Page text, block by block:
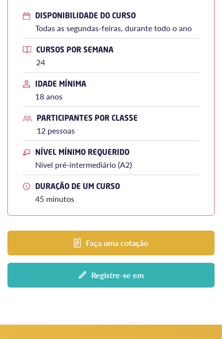
DISPONIBILIDADE DO CURSO
Todas as segundas-feiras, durante todo o ano
CURSOS POR SEMANA
24
IDADE MÍNIMA
18 anos
PARTICIPANTES POR CLASSE
12 pessoas
NÍVEL MÍNIMO REQUERIDO
Nível pré-intermediário (A2)
DURAÇÃO DE UM CURSO
45 minutos
Faça uma cotação
Registre-se em